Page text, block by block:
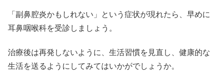
「副鼻腔炎かもしれない」という症状が現れたら、早めに
耳鼻咽喉科を受診しましょう。
治療後は再発しないように、生活習慣を見直し、健康的な
生活を送るようにしてみてはいかがでしょうか。